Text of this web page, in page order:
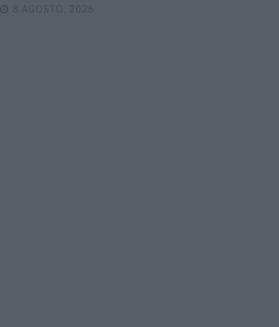
8 AGOSTO, 2026